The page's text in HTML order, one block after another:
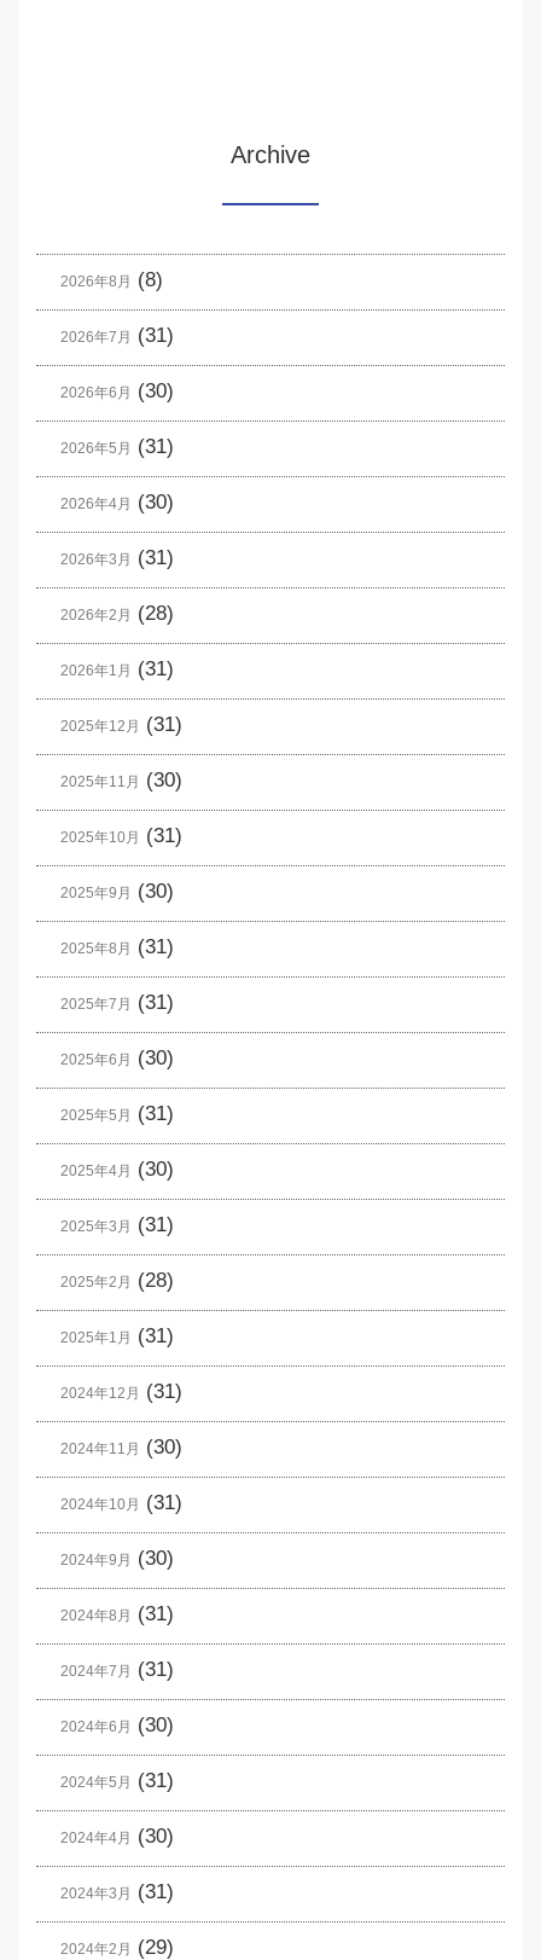
Archive
2026年8月 (8)
2026年7月 (31)
2026年6月 (30)
2026年5月 (31)
2026年4月 (30)
2026年3月 (31)
2026年2月 (28)
2026年1月 (31)
2025年12月 (31)
2025年11月 (30)
2025年10月 (31)
2025年9月 (30)
2025年8月 (31)
2025年7月 (31)
2025年6月 (30)
2025年5月 (31)
2025年4月 (30)
2025年3月 (31)
2025年2月 (28)
2025年1月 (31)
2024年12月 (31)
2024年11月 (30)
2024年10月 (31)
2024年9月 (30)
2024年8月 (31)
2024年7月 (31)
2024年6月 (30)
2024年5月 (31)
2024年4月 (30)
2024年3月 (31)
2024年2月 (29)